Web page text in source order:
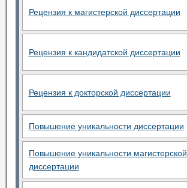
Рецензия к магистерской диссертации
Рецензия к кандидатской диссертации
Рецензия к докторской диссертации
Повышение уникальности диссертации
Повышение уникальности магистерской
диссертации